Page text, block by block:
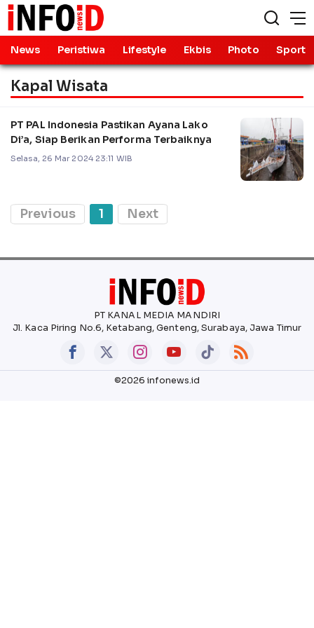
News Peristiwa Lifestyle Ekbis Photo Sport
Kapal Wisata
PT PAL Indonesia Pastikan Ayana Lako
Di’a, Siap Berikan Performa Terbaiknya
Selasa, 26 Mar 2024 23:11 WIB
Previous 1 Next
PT KANAL MEDIA MANDIRI
Jl. Kaca Piring No.6, Ketabang, Genteng, Surabaya, Jawa Timur
©2026 infonews.id